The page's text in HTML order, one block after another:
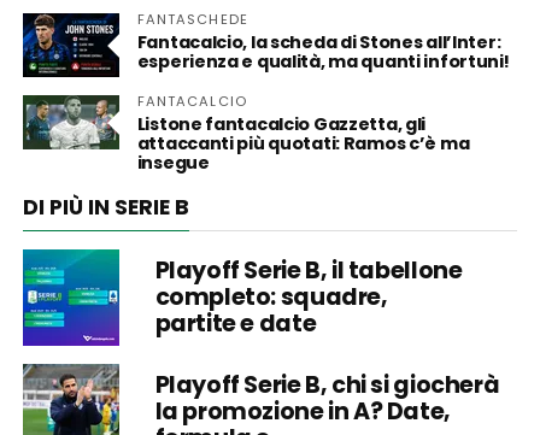
FANTASCHEDE
Fantacalcio, la scheda di Stones all’Inter:
esperienza e qualità, ma quanti infortuni!
FANTACALCIO
Listone fantacalcio Gazzetta, gli
attaccanti più quotati: Ramos c’è ma
insegue
DI PIÙ IN SERIE B
Playoff Serie B, il tabellone
completo: squadre,
partite e date
Playoff Serie B, chi si giocherà
la promozione in A? Date,